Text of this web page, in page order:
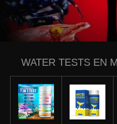
WATER TESTS EN